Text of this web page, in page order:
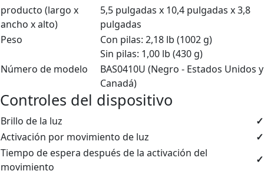
producto (largo x
ancho x alto)
5,5 pulgadas x 10,4 pulgadas x 3,8
pulgadas
Peso
Con pilas: 2,18 lb (1002 g)
Sin pilas: 1,00 lb (430 g)
Número de modelo
BAS0410U (Negro - Estados Unidos y
Canadá)
Controles del dispositivo
Brillo de la luz ✓
Activación por movimiento de luz ✓
Tiempo de espera después de la activación del
movimiento
✓